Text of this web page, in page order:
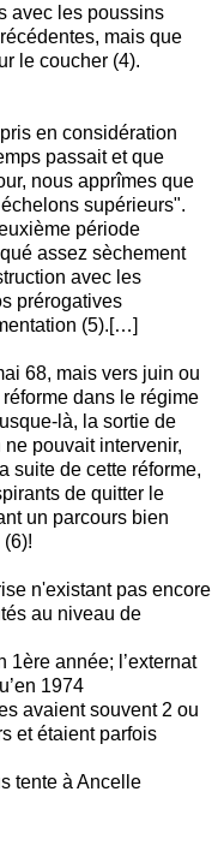
avec les poussins
mais que
le coucher (4).
en considération
passait et que
nous apprîmes que
supérieurs".
période
assez sèchement
avec les
prérogatives
(5).[…]
68, mais vers juin ou
dans le régime
là, la sortie de
pouvait intervenir,
suite de cette réforme,
de quitter le
un parcours bien
n'existant pas encore
au niveau de
1ère année; l’externat
1974
avaient souvent 2 ou
et étaient parfois
tente à Ancelle